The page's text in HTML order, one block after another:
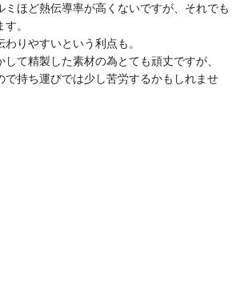
ミほど熱伝導率が高くないですが、それでも
。
りやすいという利点も。
て精製した素材の為とても頑丈ですが、
で持ち運びでは少し苦労するかもしれませ